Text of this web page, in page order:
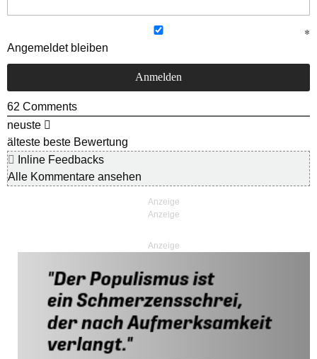
Angemeldet bleiben
62 Comments
neuste
älteste beste Bewertung
Inline Feedbacks
Alle Kommentare ansehen
Anzeige